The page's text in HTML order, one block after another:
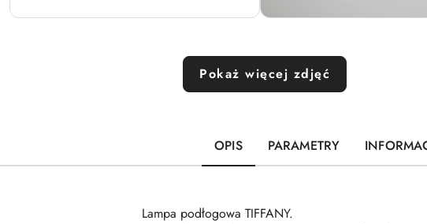
Pokaż więcej zdjęć
OPIS PARAMETRY
Lampa podłogowa TIFFANY.